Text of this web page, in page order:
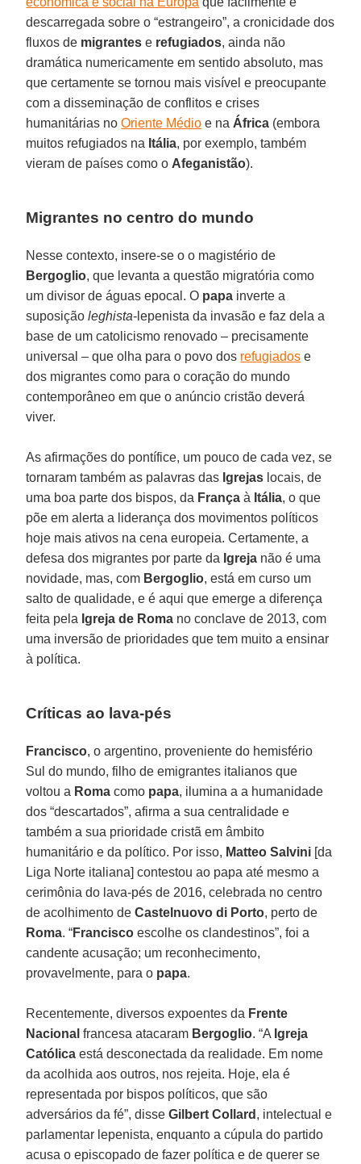
descarregada sobre o “estrangeiro”, a cronicidade dos
fluxos de migrantes e refugiados, ainda não
dramática numericamente em sentido absoluto, mas
que certamente se tornou mais visível e preocupante
com a disseminação de conflitos e crises
humanitárias noOriente Médio e na África (embora
muitos refugiados na Itália, por exemplo, também
vieram de países como o Afeganistão).
Migrantes no centro do mundo
Nesse contexto, insere-se o o magistério de
Bergoglio, que levanta a questão migratória como
um divisor de águas epocal. O papa inverte a
suposiçãoleghista-lepenista da invasão e faz dela a
base de um catolicismo renovado – precisamente
universal – que olha para o povo dos refugiados e
dos migrantes como para o coração do mundo
contemporâneo em que o anúncio cristão deverá
viver.
As afirmações do pontífice, um pouco de cada vez, se
tornaram também as palavras das Igrejas locais, de
uma boa parte dos bispos, da França à Itália, o que
põe em alerta a liderança dos movimentos políticos
hoje mais ativos na cena europeia. Certamente, a
defesa dos migrantes por parte da Igreja não é uma
novidade, mas, com Bergoglio, está em curso um
salto de qualidade, e é aqui que emerge a diferença
feita pela Igreja de Roma no conclave de 2013, com
uma inversão de prioridades que tem muito a ensinar
à política.
Críticas ao lava-pés
Francisco, o argentino, proveniente do hemisfério
Sul do mundo, filho de emigrantes italianos que
voltou a Roma como papa, ilumina a a humanidade
dos “descartados”, afirma a sua centralidade e
também a sua prioridade cristã em âmbito
humanitário e da político. Por isso, Matteo Salvini [da
Liga Norte italiana] contestou ao papa até mesmo a
cerimônia do lava-pés de 2016, celebrada no centro
de acolhimento deCastelnuovo di Porto, perto de
Roma. “Francisco escolhe os clandestinos”, foi a
candente acusação; um reconhecimento,
provavelmente, para o papa.
Recentemente, diversos expoentes da Frente
Nacional francesa atacaram Bergoglio. “A Igreja
Católica está desconectada da realidade. Em nome
da acolhida aos outros, nos rejeita. Hoje, ela é
representada por bispos políticos, que são
adversários da fé”, disseGilbert Collard , intelectual e
parlamentar lepenista, enquanto a cúpula do partido
acusa o episcopado de fazer política e de querer se